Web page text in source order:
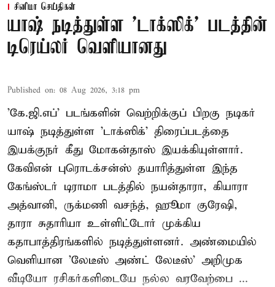
சினிமா செய்திகள்
யாஷ் நடித்துள்ள 'டாக்‌ஸிக்' படத்தின்
டிரெய்லர் வெளியானது
Published on: 08 Aug 2026, 3:18 pm
'கே.ஜி.எப்' படங்களின் வெற்றிக்குப் பிறகு நடிகர்
யாஷ் நடித்துள்ள 'டாக்ஸிக்' திரைப்படத்தை
இயக்குநர் கீது மோகன்தாஸ் இயக்கியுள்ளார்.
கேவிஎன் புரொடக்சன்ஸ் தயாரித்துள்ள இந்த
கேங்ஸ்டர் டிராமா படத்தில் நயன்தாரா, கியாரா
அத்வானி, ருக்மணி வசந்த், ஹூமா குரேஷி,
தாரா சுதாரியா உள்ளிட்டோர் முக்கிய
கதாபாத்திரங்களில் நடித்துள்ளனர். அண்மையில்
வெளியான 'லேடீஸ் அண்ட் லேடீஸ்' அறிமுக
வீடியோ ரசிகர்களிடையே நல்ல வரவேற்பை ...